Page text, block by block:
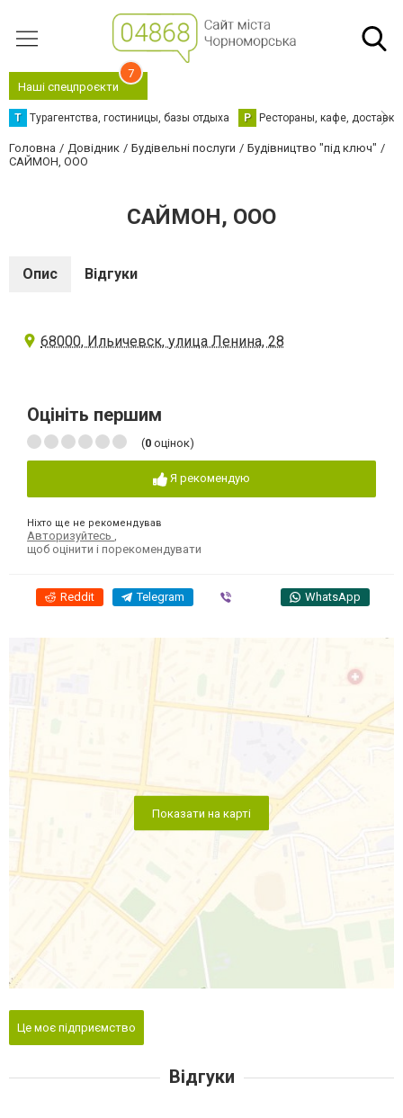
Наші спецпроєкти
7
Т Турагентства, гостиницы, базы отдыха Р Рестораны, кафе,
Головна Довідник Будівельні послуги
Будівництво "під ключ"
САЙМОН, ООО
САЙМОН, ООО
Опис Відгуки
68000, Ильичевск, улица Ленина, 28
Оцініть першим
(0 оцінок)
Я рекомендую
Ніхто ще не рекомендував
Авторизуйтесь
щоб оцінити і порекомендувати
Reddit Telegram WhatsApp
Показати на карті
Це моє підприємство
Відгуки